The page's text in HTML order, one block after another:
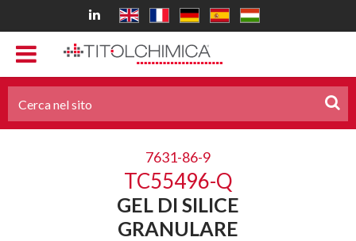
7631-86-9
TC55496-Q
GEL DI SILICE
GRANULARE